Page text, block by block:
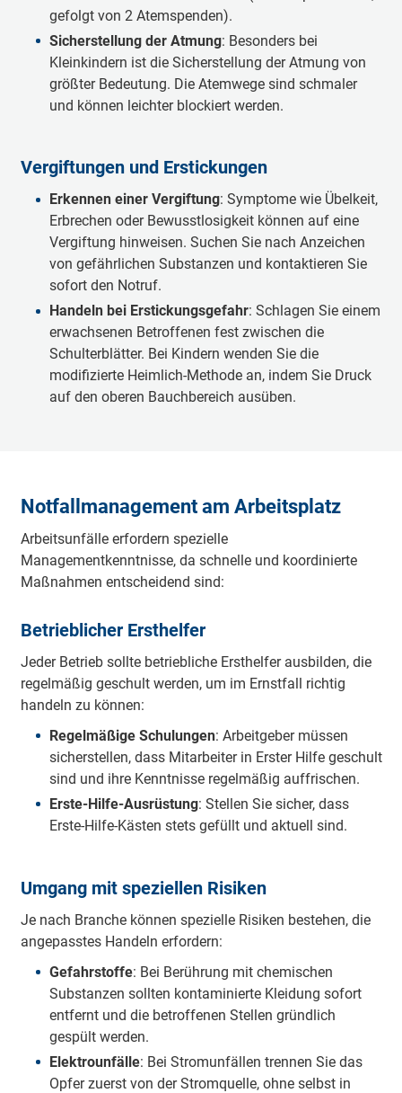
gefolgt von 2 Atemspenden).
Sicherstellung der Atmung: Besonders bei
Kleinkindern ist die Sicherstellung der Atmung von
größter Bedeutung. Die Atemwege sind schmaler
und können leichter blockiert werden.
Vergiftungen und Erstickungen
Erkennen einer Vergiftung: Symptome wie Übelkeit,
Erbrechen oder Bewusstlosigkeit können auf eine
Vergiftung hinweisen. Suchen Sie nach Anzeichen
von gefährlichen Substanzen und kontaktieren Sie
sofort den Notruf.
Handeln bei Erstickungsgefahr: Schlagen Sie einem
erwachsenen Betroffenen fest zwischen die
Schulterblätter. Bei Kindern wenden Sie die
modifizierte Heimlich-Methode an, indem Sie Druck
auf den oberen Bauchbereich ausüben.
Notfallmanagement am Arbeitsplatz
Arbeitsunfälle erfordern spezielle
Managementkenntnisse, da schnelle und koordinierte
Maßnahmen entscheidend sind:
Betrieblicher Ersthelfer
Jeder Betrieb sollte betriebliche Ersthelfer ausbilden, die
regelmäßig geschult werden, um im Ernstfall richtig
handeln zu können:
Regelmäßige Schulungen: Arbeitgeber müssen
sicherstellen, dass Mitarbeiter in Erster Hilfe geschult
sind und ihre Kenntnisse regelmäßig auffrischen.
Erste-Hilfe-Ausrüstung: Stellen Sie sicher, dass
Erste-Hilfe-Kästen stets gefüllt und aktuell sind.
Umgang mit speziellen Risiken
Je nach Branche können spezielle Risiken bestehen, die
angepasstes Handeln erfordern:
Gefahrstoffe: Bei Berührung mit chemischen
Substanzen sollten kontaminierte Kleidung sofort
entfernt und die betroffenen Stellen gründlich
gespült werden.
Elektrounfälle: Bei Stromunfällen trennen Sie das
Opfer zuerst von der Stromquelle, ohne selbst in